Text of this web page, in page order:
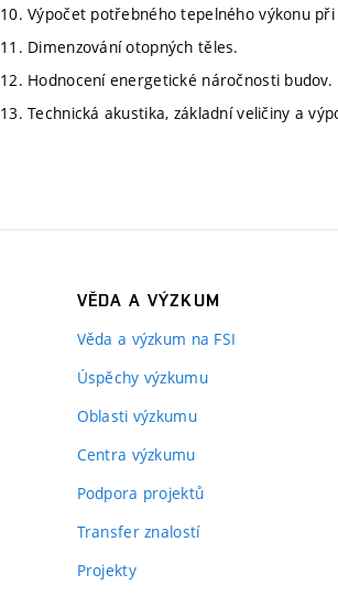
10. Výpočet potřebného tepelného výkonu
11. Dimenzování otopných těles.
12. Hodnocení energetické náročnosti budov.
13. Technická akustika, základní veličiny a
VĚDA A VÝZKUM
Věda a výzkum na FSI
Úspěchy výzkumu
Oblasti výzkumu
Centra výzkumu
Podpora projektů
Transfer znalostí
Projekty